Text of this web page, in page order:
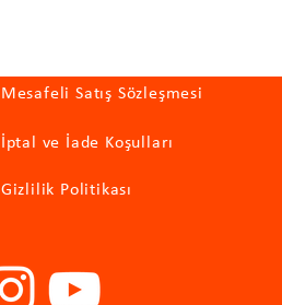
Mesafeli Satış Sözleşmesi
İptal ve İade Koşulları
Gizlilik Politikası